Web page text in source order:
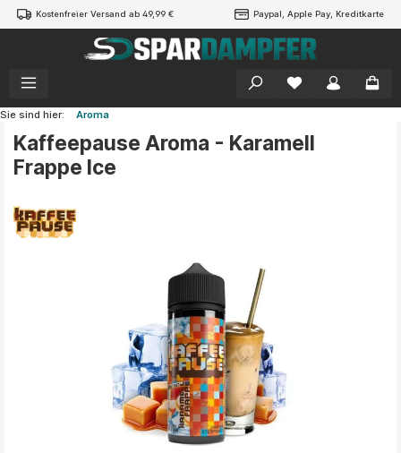
springen
Kostenfreier Versand ab 49,99 € Paypal, Apple Pay, Kreditkarte
Sie sind hier: Aroma
Kaffeepause Aroma - Karamell
Frappe Ice